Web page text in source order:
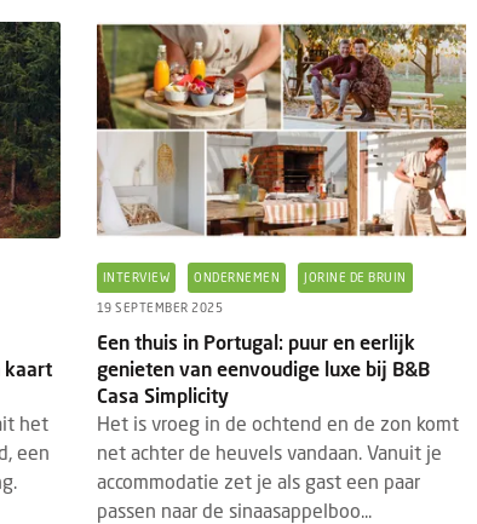
kaart
het
een
INTERVIEW ONDERNEMEN JORINE DE BRUIN
19 SEPTEMBER 2025
Een thuis in Portugal: puur en eerlijk
genieten van eenvoudige luxe bij B&B
Casa Simplicity
Het is vroeg in de ochtend en de zon komt
net achter de heuvels vandaan. Vanuit je
accommodatie zet je als gast een paar
passen naar de sinaasappelboo...